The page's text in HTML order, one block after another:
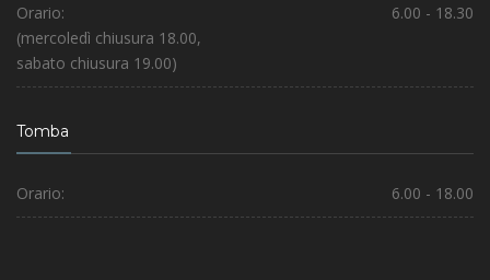
Orario:
6.00 - 18.30
(mercoledì chiusura 18.00,
sabato chiusura 19.00)
Tomba
Orario: 6.00 - 18.00